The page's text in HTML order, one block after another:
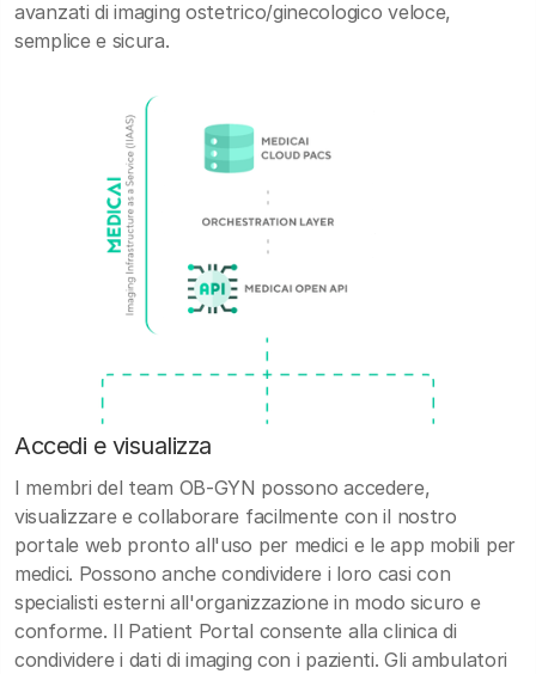
avanzati di imaging ostetrico/ginecologico veloce,
semplice e sicura.
Accedi e visualizza
I membri del team OB-GYN possono accedere,
visualizzare e collaborare facilmente con il nostro
portale web pronto all'uso per medici e le app mobili per
medici. Possono anche condividere i loro casi con
specialisti esterni all'organizzazione in modo sicuro e
conforme. Il Patient Portal consente alla clinica di
condividere i dati di imaging con i pazienti. Gli ambulatori